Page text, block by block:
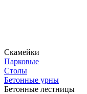
Скамейки
Парковые
Столы
Бетонные урны
Бетонные лестницы